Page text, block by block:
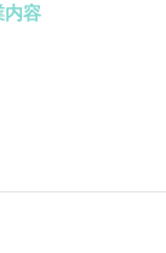
内容